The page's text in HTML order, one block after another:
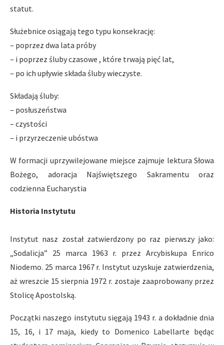
statut.
Służebnice osiągają tego typu konsekrację:
– poprzez dwa lata próby
– i poprzez śluby czasowe , które trwają pięć lat,
– po ich upływie składa śluby wieczyste.
Składają śluby:
– posłuszeństwa
– czystości
– i przyrzeczenie ubóstwa
W formacji uprzywilejowane miejsce zajmuje lektura Słowa
Bożego, adoracja Najświętszego Sakramentu oraz
codzienna Eucharystia
Historia Instytutu
Instytut nasz został zatwierdzony po raz pierwszy jako:
„Sodalicja” 25 marca 1963 r. przez Arcybiskupa Enrico
Niodemo. 25 marca 1967 r. Instytut uzyskuje zatwierdzenia,
aż wreszcie 15 sierpnia 1972 r. zostaje zaaprobowany przez
Stolicę Apostolską.
Początki naszego instytutu sięgają 1943 r. a dokładnie dnia
15, 16, i 17 maja, kiedy to Domenico Labellarte będąc